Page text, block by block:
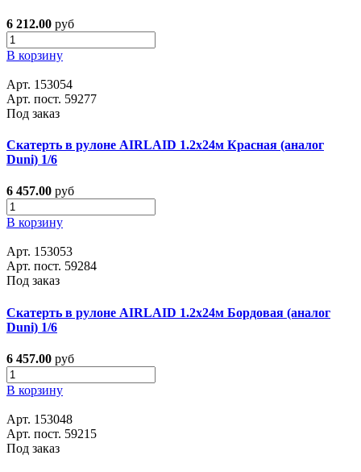
6 212.00 руб
В корзину
Арт. 153054
Арт. пост. 59277
Под заказ
Скатерть в рулоне AIRLAID 1.2x24м Красная (аналог
Duni) 1/6
6 457.00 руб
В корзину
Арт. 153053
Арт. пост. 59284
Под заказ
Скатерть в рулоне AIRLAID 1.2x24м Бордовая (аналог
Duni) 1/6
6 457.00 руб
В корзину
Арт. 153048
Арт. пост. 59215
Под заказ